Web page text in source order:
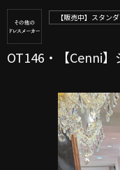
【販売中】スタン
OT146・【Cenni